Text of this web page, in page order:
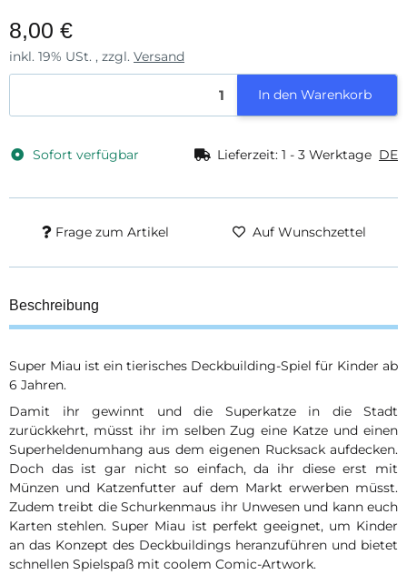
8,00 €
inkl. 19% USt. , zzgl. Versand
In den Warenkorb
Sofort verfügbar Lieferzeit: 1 - 3 Werktage DE
Frage zum Artikel Auf Wunschzettel
Beschreibung
Super Miau ist ein tierisches Deckbuilding-Spiel für Kinder ab
6 Jahren.
Damit ihr gewinnt und die Superkatze in die Stadt
zurückkehrt, müsst ihr im selben Zug eine Katze und einen
Superheldenumhang aus dem eigenen Rucksack aufdecken.
Doch das ist gar nicht so einfach, da ihr diese erst mit
Münzen und Katzenfutter auf dem Markt erwerben müsst.
Zudem treibt die Schurkenmaus ihr Unwesen und kann euch
Karten stehlen. Super Miau ist perfekt geeignet, um Kinder
an das Konzept des Deckbuildings heranzuführen und bietet
schnellen Spielspaß mit coolem Comic-Artwork.